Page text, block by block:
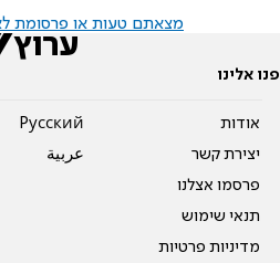
מצאתם טעות או פרסומת לא
פנו אלינו
אודות
יצירת קשר
פרסמו אצלנו
תנאי שימוש
מדיניות פרטיות
Pусский
عربية